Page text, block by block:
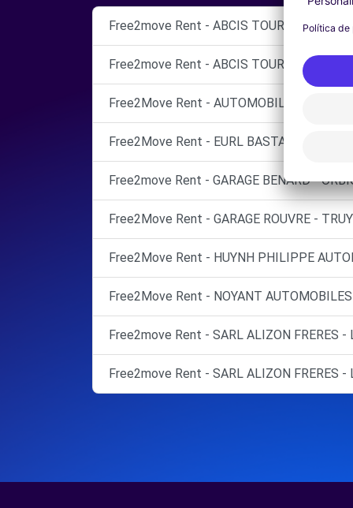
Free2move Rent - ABCIS TOURAINE BY
Free2move Rent - ABCIS TOURAINE BY
Free2Move Rent - AUTOMOBILE SERGE
Free2Move Rent - EURL BASTARD - LE
Free2move Rent - GARAGE BENARD -
Free2Move Rent - GARAGE ROUVRE -
Free2Move Rent - HUYNH PHILIPPE
Free2Move Rent - NOYANT
Free2move Rent - SARL ALIZON FRERES -
Free2move Rent - SARL ALIZON FRERES -